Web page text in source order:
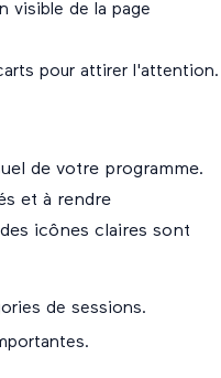
visible de la page
pour attirer l'attention.
de votre programme.
et à rendre
icônes claires sont
de sessions.